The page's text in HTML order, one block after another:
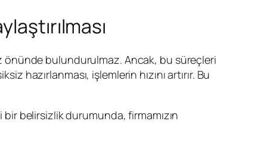
bulundurulmaz. Ancak, bu süreçleri
hazırlanması, işlemlerin hızını artırır. Bu
belirsizlik durumunda, firmamızın